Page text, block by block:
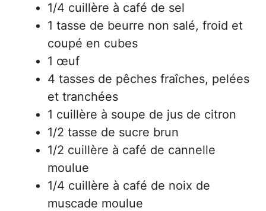
1/4 cuillère à café de sel
1 tasse de beurre non salé, froid et
coupé en cubes
1 œuf
4 tasses de pêches fraîches, pelées
et tranchées
1 cuillère à soupe de jus de citron
1/2 tasse de sucre brun
1/2 cuillère à café de cannelle
moulue
1/4 cuillère à café de noix de
muscade moulue